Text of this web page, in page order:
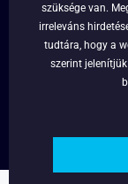
FONTOS
RÓLUNK
szüksége van.
irreleváns
tudtára, hogy a
szerint